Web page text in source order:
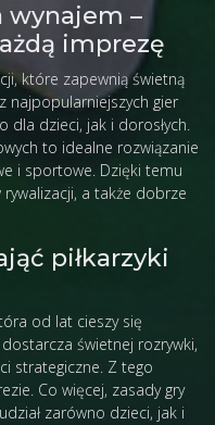
wynajem –
imprezę
które zapewnią świetną
najpopularniejszych gier
dla dzieci, jak i dorosłych.
to idealne rozwiązanie
i sportowe. Dzięki temu
a także dobrze
piłkarzyki
od lat cieszy się
świetnej rozrywki,
strategiczne. Z tego
Co więcej, zasady gry
zarówno dzieci, jak i